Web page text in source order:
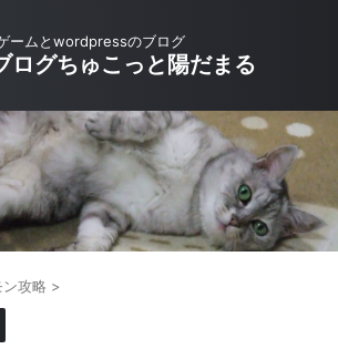
ームとwordpressのブログ
ログちゅこっと陽だまる
攻略 >